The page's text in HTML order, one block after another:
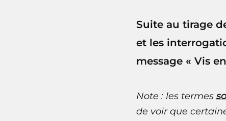
Suite au tirage
et les
message « Vis
Note : les termes
de voir que